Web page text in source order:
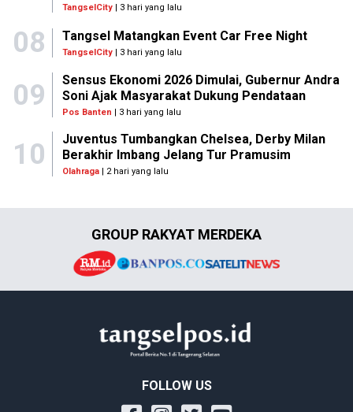
TangselCity| 3 hari yang lalu
08 Tangsel Matangkan Event Car Free Night
TangselCity | 3 hari yang lalu
09
Sensus Ekonomi 2026 Dimulai, Gubernur Andra
Soni Ajak Masyarakat Dukung Pendataan
Pos Banten | 3 hari yang lalu
10
Juventus Tumbangkan Chelsea, Derby Milan
Berakhir Imbang Jelang Tur Pramusim
Olahraga| 2 hari yang lalu
GROUP RAKYAT MERDEKA
FOLLOW US